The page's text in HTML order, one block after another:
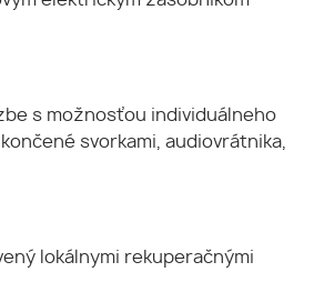
s možnosťou individuálneho
svorkami, audiovrátnika,
lokálnymi rekuperačnými